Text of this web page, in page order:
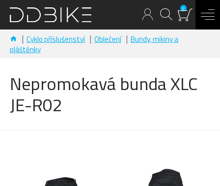
0
Cyklo příslušenství Oblečení
Bundy, mikiny a
pláštěnky
Nepromokavá bunda XLC
JE-R02